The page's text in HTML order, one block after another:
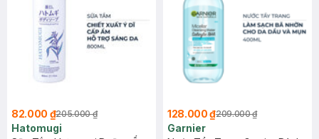
82.000 ₫205.000 ₫
Hatomugi
128.000 ₫209.000 ₫
Garnier